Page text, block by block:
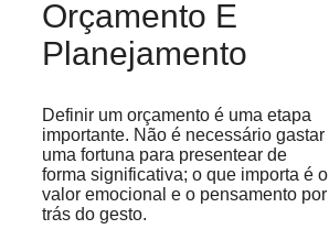
Orçamento E
Planejamento
Definir um orçamento é uma etapa
importante. Não é necessário gastar
uma fortuna para presentear de
forma significativa; o que importa é o
valor emocional e o pensamento por
trás do gesto.